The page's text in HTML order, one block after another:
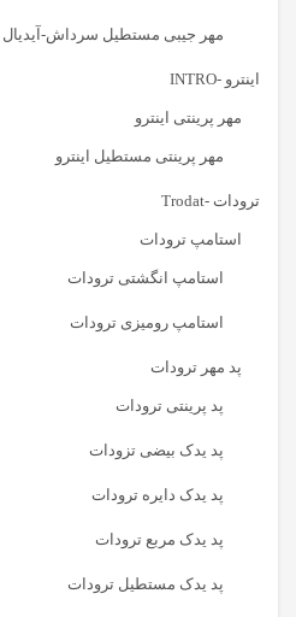
مهر جیبی مستطیل سرداش-آیدیال
اینترو -INTRO
مهر پرینتی اینترو
مهر پرینتی مستطیل اینترو
ترودات -Trodat
استامپ ترودات
استامپ انگشتی ترودات
استامپ رومیزی ترودات
پد مهر ترودات
پد پرینتی ترودات
پد یدک بیضی تزودات
پد یدک دایره ترودات
پد یدک مربع ترودات
پد یدک مستطیل ترودات